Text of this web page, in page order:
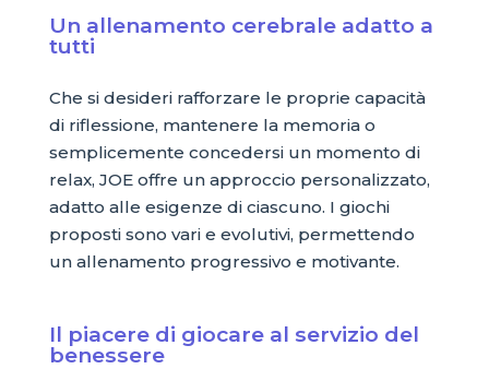
Un allenamento cerebrale adatto a
tutti
Che si desideri rafforzare le proprie capacità
di riflessione, mantenere la memoria o
semplicemente concedersi un momento di
relax, JOE offre un approccio personalizzato,
adatto alle esigenze di ciascuno. I giochi
proposti sono vari e evolutivi, permettendo
un allenamento progressivo e motivante.
Il piacere di giocare al servizio del
benessere